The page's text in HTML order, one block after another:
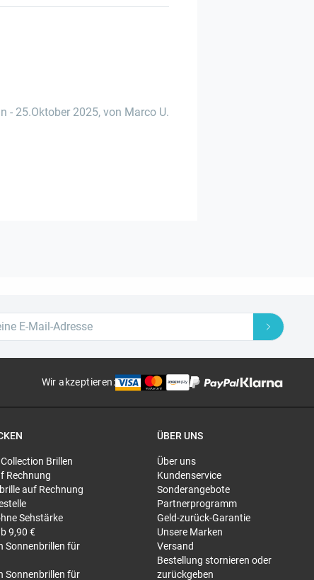
- 25.Oktober 2025, von Marco U.
Wir akzeptieren:
Brillen
Rechnung
auf Rechnung
Sehstärke
9,90 €
Sonnenbrillen für
Sonnenbrillen für
ÜBER UNS
Über uns
Kundenservice
Sonderangebote
Partnerprogramm
Geld-zurück-Garantie
Unsere Marken
Versand
Bestellung stornieren oder
zurückgeben